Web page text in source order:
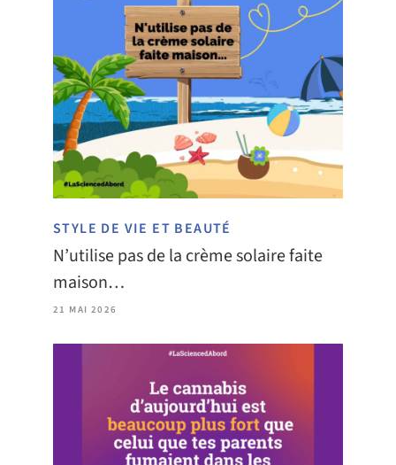
STYLE DE VIE ET BEAUTÉ
N’utilise pas de la crème solaire faite
maison…
21 MAI 2026